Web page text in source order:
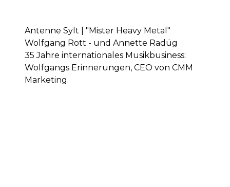
Antenne Sylt | "Mister Heavy Metal"
Wolfgang Rott - und Annette Radüg
35 Jahre internationales Musikbusiness:
Wolfgangs Erinnerungen, CEO von CMM
Marketing